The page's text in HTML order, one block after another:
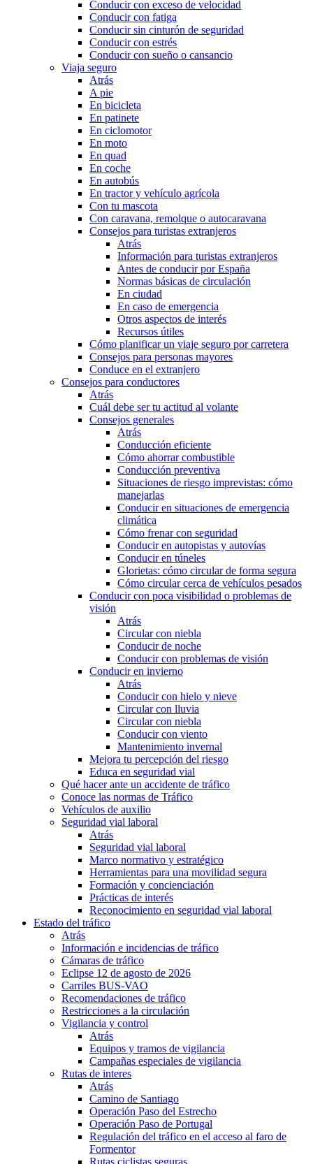
Conducir con exceso de velocidad
Conducir con fatiga
Conducir sin cinturón de seguridad
Conducir con estrés
Conducir con sueño o cansancio
Viaja seguro
Atrás
A pie
En bicicleta
En patinete
En ciclomotor
En moto
En quad
En coche
En autobús
En tractor y vehículo agrícola
Con tu mascota
Con caravana, remolque o autocaravana
Consejos para turistas extranjeros
Atrás
Información para turistas extranjeros
Antes de conducir por España
Normas básicas de circulación
En ciudad
En caso de emergencia
Otros aspectos de interés
Recursos útiles
Cómo planificar un viaje seguro por carretera
Consejos para personas mayores
Conduce en el extranjero
Consejos para conductores
Atrás
Cuál debe ser tu actitud al volante
Consejos generales
Atrás
Conducción eficiente
Cómo ahorrar combustible
Conducción preventiva
Situaciones de riesgo imprevistas: cómo
manejarlas
Conducir en situaciones de emergencia
climática
Cómo frenar con seguridad
Conducir en autopistas y autovías
Conducir en túneles
Glorietas: cómo circular de forma segura
Cómo circular cerca de vehículos pesados
Conducir con poca visibilidad o problemas de
visión
Atrás
Circular con niebla
Conducir de noche
Conducir con problemas de visión
Conducir en invierno
Atrás
Conducir con hielo y nieve
Circular con lluvia
Circular con niebla
Conducir con viento
Mantenimiento invernal
Mejora tu percepción del riesgo
Educa en seguridad vial
Qué hacer ante un accidente de tráfico
Conoce las normas de Tráfico
Vehículos de auxilio
Seguridad vial laboral
Atrás
Seguridad vial laboral
Marco normativo y estratégico
Herramientas para una movilidad segura
Formación y concienciación
Prácticas de interés
Reconocimiento en seguridad vial laboral
Estado del tráfico
Atrás
Información e incidencias de tráfico
Cámaras de tráfico
Eclipse 12 de agosto de 2026
Carriles BUS-VAO
Recomendaciones de tráfico
Restricciones a la circulación
Vigilancia y control
Atrás
Equipos y tramos de vigilancia
Campañas especiales de vigilancia
Rutas de interes
Atrás
Camino de Santiago
Operación Paso del Estrecho
Operación Paso de Portugal
Regulación del tráfico en el acceso al faro de
Formentor